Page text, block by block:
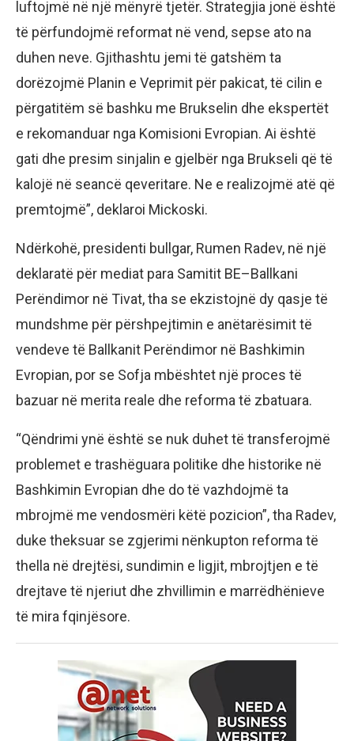
luftojmë në një mënyrë tjetër. Strategjia jonë është
të përfundojmë reformat në vend, sepse ato na
duhen neve. Gjithashtu jemi të gatshëm ta
dorëzojmë Planin e Veprimit për pakicat, të cilin e
përgatitëm së bashku me Brukselin dhe ekspertët
e rekomanduar nga Komisioni Evropian. Ai është
gati dhe presim sinjalin e gjelbër nga Brukseli që të
kalojë në seancë qeveritare. Ne e realizojmë atë që
premtojmë”, deklaroi Mickoski.
Ndërkohë, presidenti bullgar, Rumen Radev, në një
deklaratë për mediat para Samitit BE–Ballkani
Perëndimor në Tivat, tha se ekzistojnë dy qasje të
mundshme për përshpejtimin e anëtarësimit të
vendeve të Ballkanit Perëndimor në Bashkimin
Evropian, por se Sofja mbështet një proces të
bazuar në merita reale dhe reforma të zbatuara.
“Qëndrimi ynë është se nuk duhet të transferojmë
problemet e trashëguara politike dhe historike në
Bashkimin Evropian dhe do të vazhdojmë ta
mbrojmë me vendosmëri këtë pozicion”, tha Radev,
duke theksuar se zgjerimi nënkupton reforma të
thella në drejtësi, sundimin e ligjit, mbrojtjen e të
drejtave të njeriut dhe zhvillimin e marrëdhënieve
të mira fqinjësore.